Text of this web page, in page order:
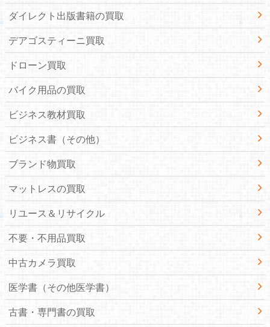
ダイレクト出版書籍の買取
デアゴスティーニ買取
ドローン買取
バイク用品の買取
ビジネス教材買取
ビジネス書（その他）
ブランド物買取
マットレスの買取
リユース＆リサイクル
不要・不用品買取
中古カメラ買取
医学書（その他医学書）
古書・専門書の買取